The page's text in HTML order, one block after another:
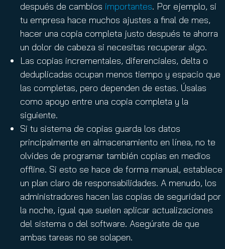
después de cambios importantes. Por ejemplo, si
tu empresa hace muchos ajustes a final de mes,
hacer una copia completa justo después te ahorra
un dolor de cabeza si necesitas recuperar algo.
Las copias incrementales, diferenciales, delta o
deduplicadas ocupan menos tiempo y espacio que
las completas, pero dependen de estas. Úsalas
como apoyo entre una copia completa y la
siguiente.
Si tu sistema de copias guarda los datos
principalmente en almacenamiento en línea, no te
olvides de programar también copias en medios
offline. Si esto se hace de forma manual, establece
un plan claro de responsabilidades. A menudo, los
administradores hacen las copias de seguridad por
la noche, igual que suelen aplicar actualizaciones
del sistema o del software. Asegúrate de que
ambas tareas no se solapen.